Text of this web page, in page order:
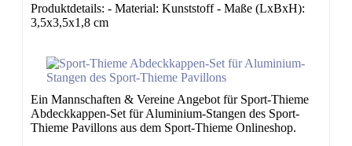
Produktdetails: - Material: Kunststoff - Maße (LxBxH):
3,5x3,5x1,8 cm
Ein Mannschaften & Vereine Angebot für Sport-Thieme
Abdeckkappen-Set für Aluminium-Stangen des Sport-
Thieme Pavillons aus dem Sport-Thieme Onlineshop.